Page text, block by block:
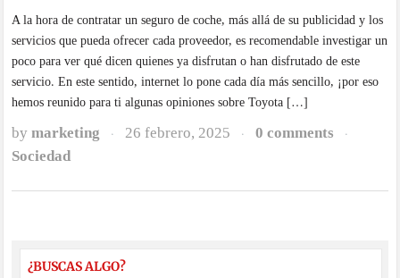
A la hora de contratar un seguro de coche, más allá de su publicidad y los
servicios que pueda ofrecer cada proveedor, es recomendable investigar un
poco para ver qué dicen quienes ya disfrutan o han disfrutado de este
servicio. En este sentido, internet lo pone cada día más sencillo, ¡por eso
hemos reunido para ti algunas opiniones sobre Toyota […]
bymarketing · 26 febrero, 2025 · 0 comments ·
Sociedad
¿BUSCAS ALGO?